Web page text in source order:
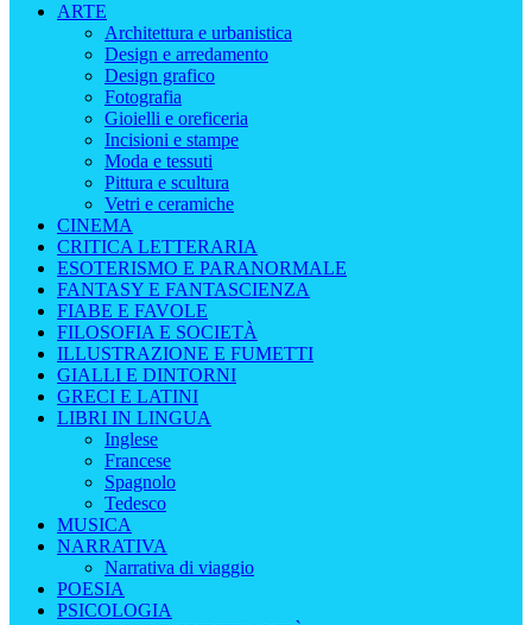
ARTE
Architettura e urbanistica
Design e arredamento
Design grafico
Fotografia
Gioielli e oreficeria
Incisioni e stampe
Moda e tessuti
Pittura e scultura
Vetri e ceramiche
CINEMA
CRITICA LETTERARIA
ESOTERISMO E PARANORMALE
FANTASY E FANTASCIENZA
FIABE E FAVOLE
FILOSOFIA E SOCIETÀ
ILLUSTRAZIONE E FUMETTI
GIALLI E DINTORNI
GRECI E LATINI
LIBRI IN LINGUA
Inglese
Francese
Spagnolo
Tedesco
MUSICA
NARRATIVA
Narrativa di viaggio
POESIA
PSICOLOGIA